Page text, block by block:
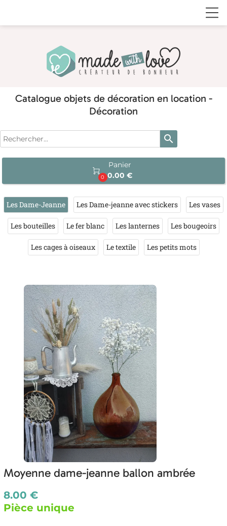
Catalogue objets de décoration en location -
Décoration
search

0
Panier
0.00 €
Les Dame-Jeanne Les Dame-jeanne avec stickers Les vases
Les bouteilles Le fer blanc Les lanternes Les bougeoirs
Les cages à oiseaux Le textile Les petits mots
Moyenne dame-jeanne ballon ambrée
8.00 €
Pièce unique